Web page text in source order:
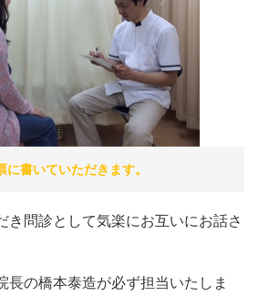
に書いていただきます。
き問診として気楽にお互いにお話さ
の橋本泰造が必ず担当いたしま